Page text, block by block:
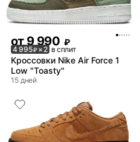
от9 990 ₽
4 995₽× 2 в сплит
Кроссовки Nike Air Force 1
Low "Toasty"
15 дней